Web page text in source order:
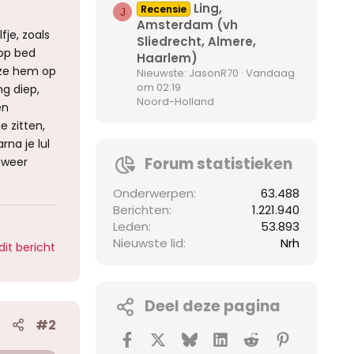
zoals
bed
hem op
diep,
zitten,
je lul
bericht
#2
J Recensie Ling,
Amsterdam (vh
Sliedrecht, Almere,
Haarlem)
Nieuwste: JasonR70 Vandaag
om 02:19
Noord-Holland
Forum statistieken
Onderwerpen
63.488
Berichten
1.221.940
Leden
53.893
Nieuwste lid
Nrh
Deel deze pagina
FacebookX (Twitter)
Bluesky LinkedInReddit